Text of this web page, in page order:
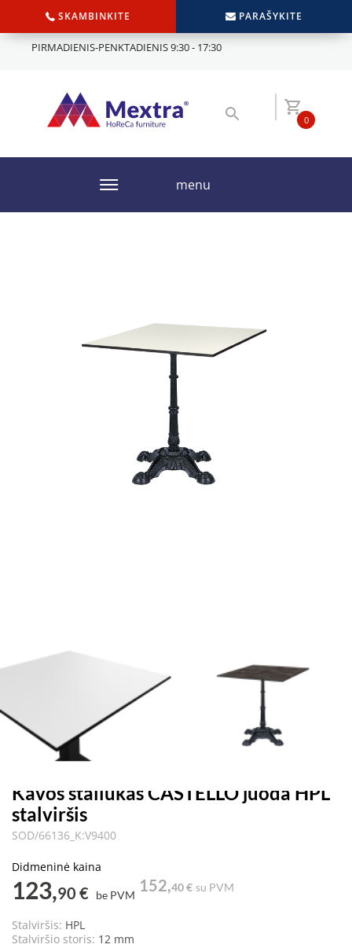
SKAMBINKITE PARAŠYKITE
PIRMADIENIS-PENKTADIENIS 9:30 - 17:30
0
menu
Kavos staliukas CASTELLO juoda HPL
stalviršis
SOD/66136_K:V9400
Didmeninė kaina
123,90 € be PVM
152,40 € su PVM
Stalviršis: HPL
Stalviršio storis: 12 mm